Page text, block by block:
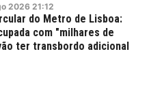
2026 21:12
do Metro de Lisboa:
com "milhares de
ter transbordo adicional